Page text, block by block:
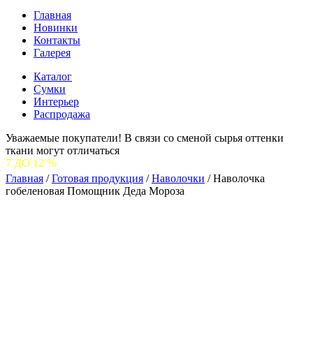
Главная
Новинки
Контакты
Галерея
Каталог
Сумки
Интерьер
Распродажа
Уважаемые покупатели! В связи со сменой сырья оттенки
ткани могут отличаться
Главная /Готовая продукция /Наволочки /Наволочка
гобеленовая Помощник Деда Мороза